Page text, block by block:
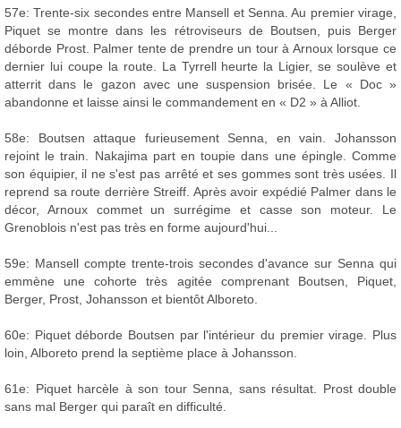
57e: Trente-six secondes entre Mansell et Senna. Au premier virage,
Piquet se montre dans les rétroviseurs de Boutsen, puis Berger
déborde Prost. Palmer tente de prendre un tour à Arnoux lorsque ce
dernier lui coupe la route. La Tyrrell heurte la Ligier, se soulève et
atterrit dans le gazon avec une suspension brisée. Le « Doc »
abandonne et laisse ainsi le commandement en « D2 » à Alliot.
58e: Boutsen attaque furieusement Senna, en vain. Johansson
rejoint le train. Nakajima part en toupie dans une épingle. Comme
son équipier, il ne s'est pas arrêté et ses gommes sont très usées. Il
reprend sa route derrière Streiff. Après avoir expédié Palmer dans le
décor, Arnoux commet un surrégime et casse son moteur. Le
Grenoblois n'est pas très en forme aujourd'hui...
59e: Mansell compte trente-trois secondes d'avance sur Senna qui
emmène une cohorte très agitée comprenant Boutsen, Piquet,
Berger, Prost, Johansson et bientôt Alboreto.
60e: Piquet déborde Boutsen par l'intérieur du premier virage. Plus
loin, Alboreto prend la septième place à Johansson.
61e: Piquet harcèle à son tour Senna, sans résultat. Prost double
sans mal Berger qui paraît en difficulté.